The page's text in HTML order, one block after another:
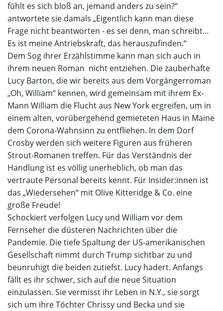
fühlt es sich bloß an, jemand anders zu sein?“
antwortete sie damals „Eigentlich kann man diese
Frage nicht beantworten - es sei denn, man schreibt…
Es ist meine Antriebskraft, das herauszufinden.“
Dem Sog ihrer Erzählstimme kann man sich auch in
ihrem neuen Roman nicht entziehen. Die zauberhafte
Lucy Barton, die wir bereits aus dem Vorgängerroman
„Oh, William“ kennen, wird gemeinsam mit ihrem Ex-
Mann William die Flucht aus New York ergreifen, um in
einem alten, vorübergehend gemieteten Haus in Maine
dem Corona-Wahnsinn zu entfliehen. In dem Dorf
Crosby werden sich weitere Figuren aus früheren
Strout-Romanen treffen. Für das Verständnis der
Handlung ist es völlig unerheblich, ob man das
vertraute Personal bereits kennt. Für Insider:innen ist
das „Wiedersehen“ mit Olive Kitteridge & Co. eine
große Freude!
Schockiert verfolgen Lucy und William vor dem
Fernseher die düsteren Nachrichten über die
Pandemie. Die tiefe Spaltung der US-amerikanischen
Gesellschaft nimmt durch Trump sichtbar zu und
beunruhigt die beiden zutiefst. Lucy hadert. Anfangs
fällt es ihr schwer, sich auf die neue Situation
einzulassen. Sie vermisst ihr Leben in N.Y., sie sorgt
sich um ihre Töchter Chrissy und Becka und sie